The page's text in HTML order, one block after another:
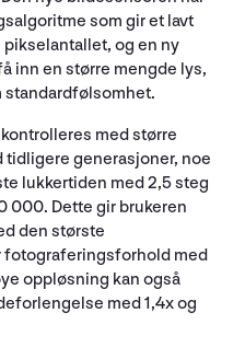
som gir et lavt
og en ny
inn en større mengde lys,
standardfølsomhet.
med større
generasjoner, noe
lukkertiden med 2,5 steg
000. Dette gir brukeren
den største
fotograferingsforhold med
oppløsning kan også
med 1,4x og